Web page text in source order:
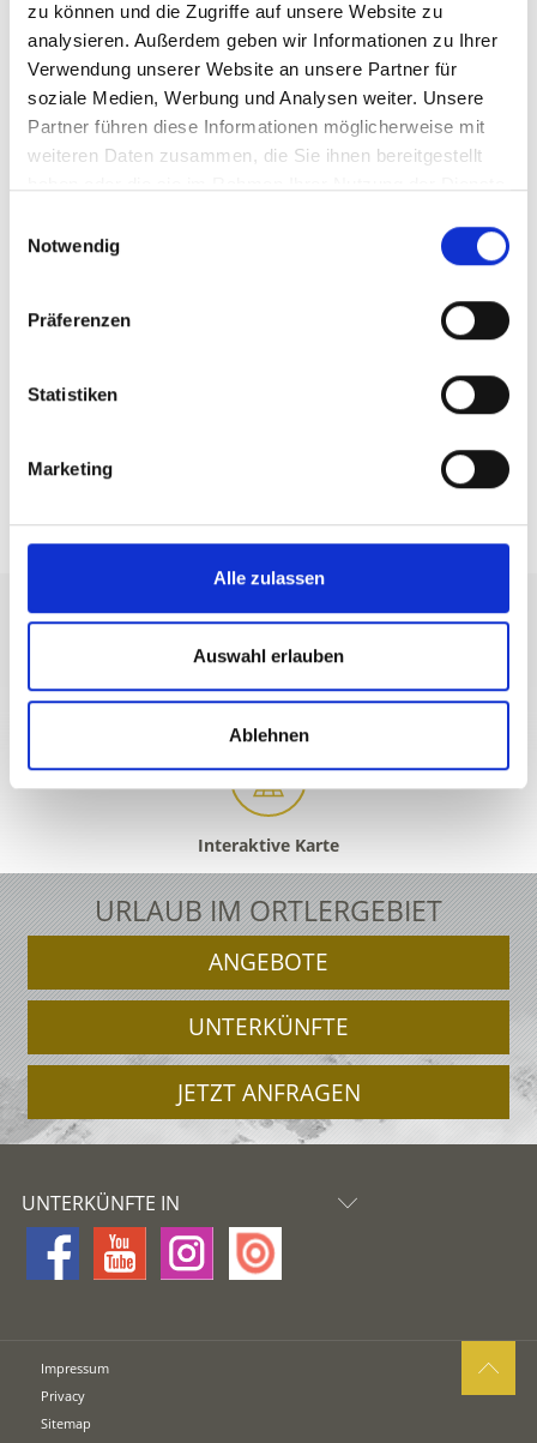
zu können und die Zugriffe auf unsere Website zu
analysieren. Außerdem geben wir Informationen zu Ihrer
Verwendung unserer Website an unsere Partner für
soziale Medien, Werbung und Analysen weiter. Unsere
Partner führen diese Informationen möglicherweise mit
weiteren Daten zusammen, die Sie ihnen bereitgestellt
Notwendig
Präferenzen
Statistiken
Marketing
Alle zulassen
Auswahl erlauben
Ablehnen
Weitere interessante Links
ERLEBNISPROGRAMM - ALLE EVENTS
+39 0473 61 30 15 info@ortlergebiet.it
Interaktive Karte
URLAUB IM ORTLERGEBIET
ANGEBOTE
UNTERKÜNFTE
JETZT ANFRAGEN
UNTERKÜNFTE IN
Impressum
Privacy
Sitemap